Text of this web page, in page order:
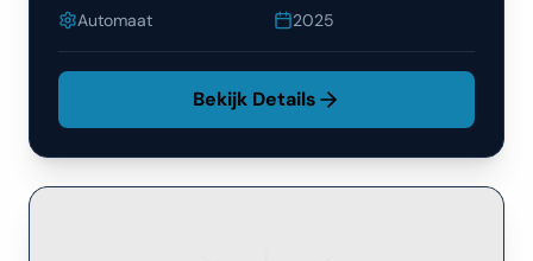
Automaat 2025
Bekijk Details